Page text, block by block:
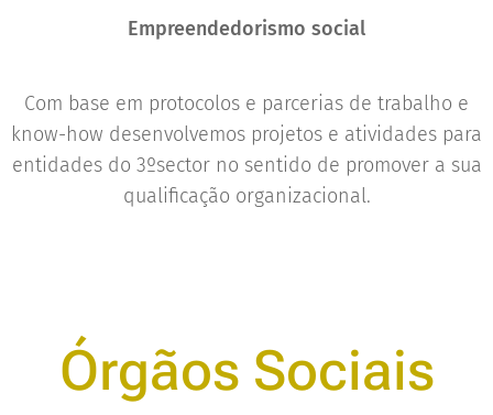
Empreendedorismo social
Com base em protocolos e parcerias de trabalho e
know-how desenvolvemos projetos e atividades para
entidades do 3ºsector no sentido de promover a sua
qualificação organizacional.
Órgãos Sociais